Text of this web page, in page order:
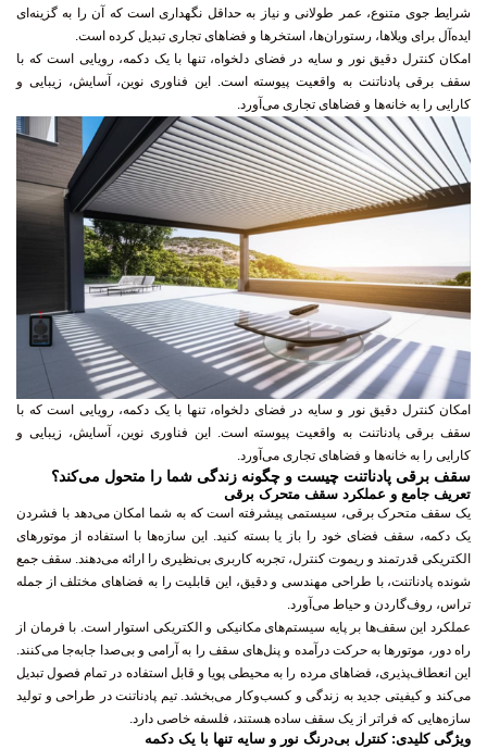
ایده‌آل برای ویلاها، رستوران‌ها، استخرها و فضاهای تجاری تبدیل کرده است.
امکان کنترل دقیق نور و سایه در فضای دلخواه، تنها با یک دکمه، رویایی است که با
سقف برقی پادناتنت به واقعیت پیوسته است. این فناوری نوین، آسایش، زیبایی و
کارایی را به خانه‌ها و فضاهای تجاری می‌آورد.
امکان کنترل دقیق نور و سایه در فضای دلخواه، تنها با یک دکمه، رویایی است که با
سقف برقی پادناتنت به واقعیت پیوسته است. این فناوری نوین، آسایش، زیبایی و
کارایی را به خانه‌ها و فضاهای تجاری می‌آورد.
سقف برقی پادناتنت چیست و چگونه زندگی شما را متحول می‌کند؟
تعریف جامع و عملکرد سقف متحرک برقی
یک سقف متحرک برقی، سیستمی پیشرفته است که به شما امکان می‌دهد با فشردن
یک دکمه، سقف فضای خود را باز یا بسته کنید. این سازه‌ها با استفاده از موتورهای
الکتریکی قدرتمند و ریموت کنترل، تجربه کاربری بی‌نظیری را ارائه می‌دهند. سقف جمع
شونده پادناتنت، با طراحی مهندسی و دقیق، این قابلیت را به فضاهای مختلف از جمله
تراس، روف‌گاردن و حیاط می‌آورد.
عملکرد این سقف‌ها بر پایه سیستم‌های مکانیکی و الکتریکی استوار است. با فرمان از
راه دور، موتورها به حرکت درآمده و پنل‌های سقف را به آرامی و بی‌صدا جابه‌جا می‌کنند.
این انعطاف‌پذیری، فضاهای مرده را به محیطی پویا و قابل استفاده در تمام فصول تبدیل
می‌کند و کیفیتی جدید به زندگی و کسب‌وکار می‌بخشد. تیم پادناتنت در طراحی و تولید
سازه‌هایی که فراتر از یک سقف ساده هستند، فلسفه خاصی دارد.
ویژگی کلیدی: کنترل بی‌درنگ نور و سایه تنها با یک دکمه